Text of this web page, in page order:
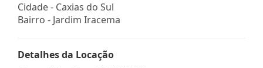
Cidade - Caxias do Sul
Bairro - Jardim Iracema
Detalhes da Locação